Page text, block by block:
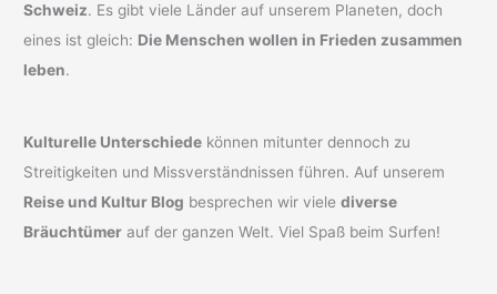
Schweiz. Es gibt viele Länder auf unserem Planeten, doch
eines ist gleich: Die Menschen wollen in Frieden zusammen
leben.
Kulturelle Unterschiede können mitunter dennoch zu
Streitigkeiten und Missverständnissen führen. Auf unserem
Reise und Kultur Blog besprechen wir vielediverse
Bräuchtümer auf der ganzen Welt. Viel Spaß beim Surfen!